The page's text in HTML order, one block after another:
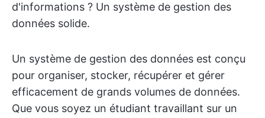
d'informations ? Un système de gestion des
données solide.
Un système de gestion des données est conçu
pour organiser, stocker, récupérer et gérer
efficacement de grands volumes de données.
Que vous soyez un étudiant travaillant sur un